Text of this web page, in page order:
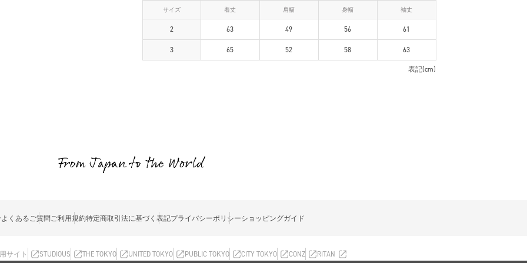
サイズ 着丈 肩幅 身幅 袖丈
2 63 49 56 61
3 65 52 58 63
表記(cm)
よくあるご質問ご利用規約特定商取引法に基づく表記プライバシーポリシーショッピングガイド
サイト STUDIOUS THE TOKYO UNITED TOKYO PUBLIC TOKYO CITY TOKYO CONZ RITAN